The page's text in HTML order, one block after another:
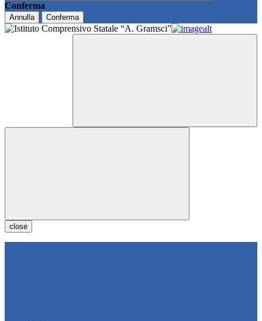
Conferma
Annulla Conferma
close